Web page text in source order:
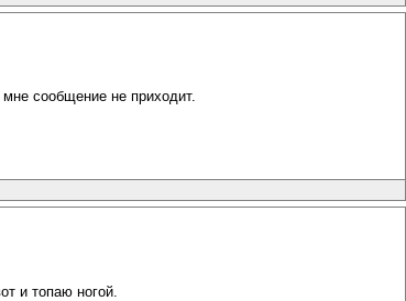
сообщение не приходит.
и топаю ногой.